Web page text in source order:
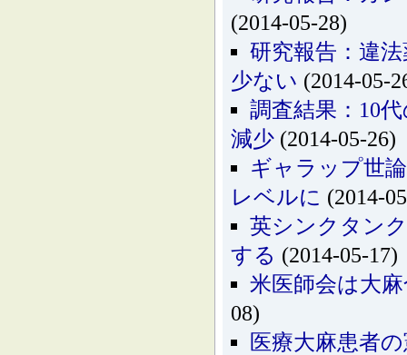
(2014-05-28)
研究報告：違
少ない (2014-05-
調査結果：10
減少 (2014-05-26)
ギャラップ世
レベルに (2014-
英シンクタン
する (2014-05-17)
米医師会は大
08)
医療大麻患者